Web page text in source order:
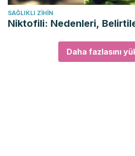
SAĞLIKLI ZIHIN
Niktofili: Nedenleri,
Daha fazlasını